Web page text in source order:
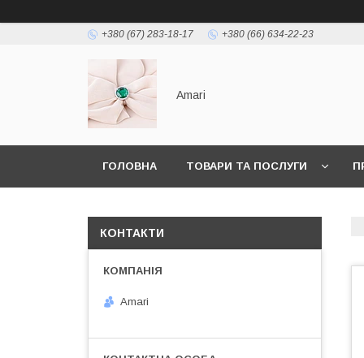
+380 (67) 283-18-17 +380 (66) 634-22-23
Amari
ГОЛОВНА ТОВАРИ ТА ПОСЛУГИ
КОНТАКТИ
Amari